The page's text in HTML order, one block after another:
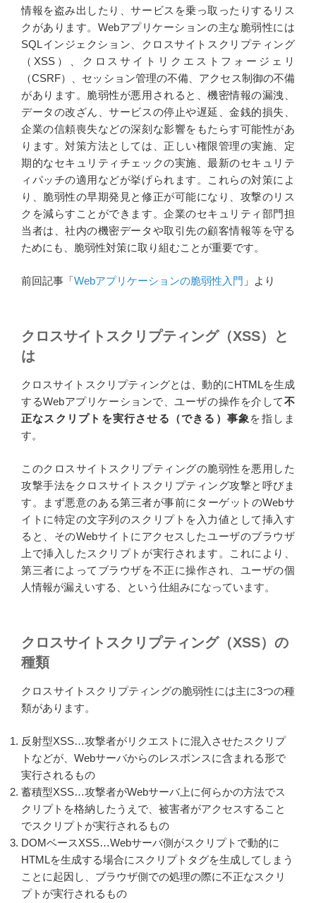
情報を盗み出したり、サービスを乗っ取ったりするリス
クがあります。Webアプリケーションの主な脆弱性には
SQLインジェクション、クロスサイトスクリプティング
（XSS）、クロスサイトリクエストフォージェリ
（CSRF）、セッション管理の不備、アクセス制御の不備
があります。脆弱性が悪用されると、機密情報の漏洩、
データの改ざん、サービスの停止や遅延、金銭的損失、
企業の信頼喪失などの深刻な影響をもたらす可能性があ
ります。対策方法としては、正しい権限管理の実施、定
期的なセキュリティチェックの実施、最新のセキュリテ
ィパッチの適用などが挙げられます。これらの対策によ
り、脆弱性の早期発見と修正が可能になり、攻撃のリス
クを減らすことができます。企業のセキュリティ部門担
当者は、社内の機密データや取引先の顧客情報等を守る
ためにも、脆弱性対策に取り組むことが重要です。
前回記事「Webアプリケーションの脆弱性入門 」より
クロスサイトスクリプティング（XSS）と
は
クロスサイトスクリプティングとは、動的にHTMLを生成
するWebアプリケーションで、ユーザの操作を介して不
正なスクリプトを実行させる（できる）事象 を指しま
す。
このクロスサイトスクリプティングの脆弱性を悪用した
攻撃手法をクロスサイトスクリプティング攻撃と呼びま
す。まず悪意のある第三者が事前にターゲットのWebサ
イトに特定の文字列のスクリプトを入力値として挿入す
ると、そのWebサイトにアクセスしたユーザのブラウザ
上で挿入したスクリプトが実行されます。これにより、
第三者によってブラウザを不正に操作され、ユーザの個
人情報が漏えいする、という仕組みになっています。
クロスサイトスクリプティング（XSS）の
種類
クロスサイトスクリプティングの脆弱性には主に3つの種
類があります。
反射型XSS…攻撃者がリクエストに混入させたスクリプ
トなどが、Webサーバからのレスポンスに含まれる形で
実行されるもの
蓄積型XSS…攻撃者がWebサーバ上に何らかの方法でス
クリプトを格納したうえで、被害者がアクセスすること
でスクリプトが実行されるもの
DOMベースXSS…Webサーバ側がスクリプトで動的に
HTMLを生成する場合にスクリプトタグを生成してしまう
ことに起因し、ブラウザ側での処理の際に不正なスクリ
プトが実行されるもの